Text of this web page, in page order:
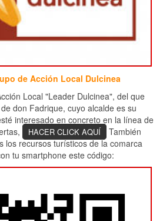
de Acción Local Dulcinea
Local "Leader Dulcinea", del que
don Fadrique, cuyo alcalde es su
interesado en concreto en la línea de
HACER CLICK AQUÍ
También
los recursos turísticos de la comarca
tu smartphone este código: